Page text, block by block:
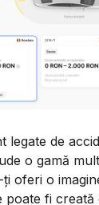
legate de
o gamă
oferi o
poate fi creată